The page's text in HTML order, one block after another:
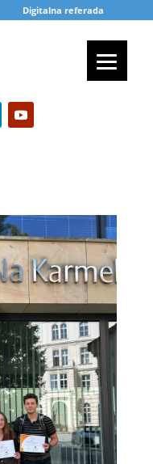
Digitalna referada